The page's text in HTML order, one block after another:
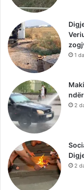
1
2
2